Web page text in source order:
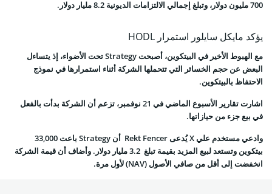
700 مليون دولار، وتبلغ إجمالي الالتزامات الديونية 8.2 مليار دولار.
يؤكد مايكل سايلور استمرار HODL
مع الهبوط الأخير في البيتكوين، أصبحت Strategy تحت الأضواء، إذ يتساءل
البعض عن حجم الخسائر التي تتحملها الشركة أثناء استمرارها في نموذج
الاحتفاظ بالبيتكوين.
اشارت تقارير الأسبوع الماضي في 21 نوفمبر، تزعم أن الشركة بدأت بالفعل
في بيع جزء من حيازاتها.
وادعي مستخدم علي X يُدعى Rekt Fencer أن Strategy باعت 33,000
بيتكوين وتستعد لبيع المزيد بقيمة تبلغ 3.2 مليار دولار. وأضاف أن قيمة الشركة
انخفضت إلى أقل من صافي الأصول (NAV) لأول مرة.